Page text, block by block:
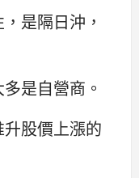
是隔日沖，
是自營商。
股價上漲的